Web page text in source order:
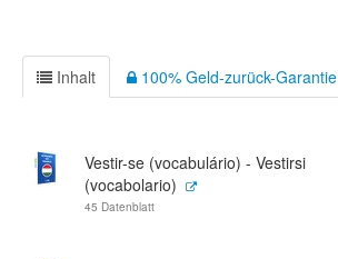
Inhalt 100% Geld-zurück-Garantie
Vestir-se (vocabulário) - Vestirsi
(vocabolario)
45 Datenblatt